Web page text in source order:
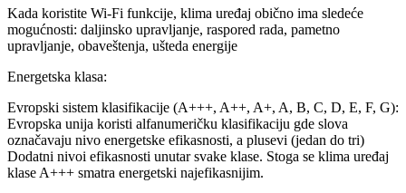
Kada koristite Wi-Fi funkcije, klima uređaj obično ima sledeće
mogućnosti: daljinsko upravljanje, raspored rada, pametno
upravljanje, obaveštenja, ušteda energije
Energetska klasa:
Evropski sistem klasifikacije (A+++, A++, A+, A, B, C, D, E, F, G):
Evropska unija koristi alfanumeričku klasifikaciju gde slova
označavaju nivo energetske efikasnosti, a plusevi (jedan do tri)
Dodatni nivoi efikasnosti unutar svake klase. Stoga se klima uređaj
klase A+++ smatra energetski najefikasnijim.